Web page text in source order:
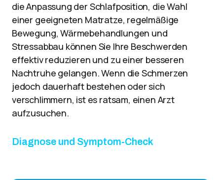
die Anpassung der Schlafposition, die Wahl
einer geeigneten Matratze, regelmäßige
Bewegung, Wärmebehandlungen und
Stressabbau können Sie Ihre Beschwerden
effektiv reduzieren und zu einer besseren
Nachtruhe gelangen. Wenn die Schmerzen
jedoch dauerhaft bestehen oder sich
verschlimmern, ist es ratsam, einen Arzt
aufzusuchen.
Diagnose und Symptom-Check